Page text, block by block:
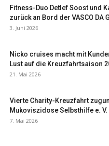
Fitness-Duo Detlef Soost und
zurück an Bord der VASCO DA
3. Juni 2026
Nicko cruises macht mit
Lust auf die Kreuzfahrtsaison
21. Mai 2026
Vierte Charity-Kreuzfahrt
Mukoviszidose Selbsthilfe e. V.
7. Mai 2026